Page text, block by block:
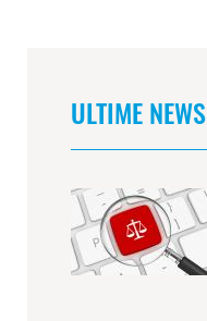
ULTIME NEWS